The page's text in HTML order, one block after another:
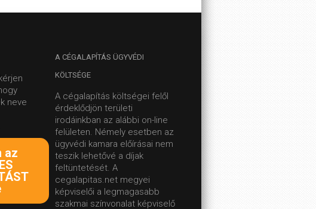
neve
az
A CÉGALAPÍTÁS ÜGYVÉDI
KÖLTSÉGE
A cégalapítás költségei felől
érdeklődjön területi
irodáinkban az alábbi on-line
felületen. Némely esetben az
ügyvédi kamara előírásai nem
teszik lehetővé a díjak
feltüntetését. A
cegalapitas.net megyei
képviselői a legmagasabb
szakmai színvonalat képviselő